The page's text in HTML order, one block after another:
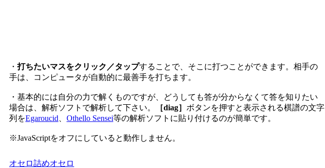
・打ちたいマスをクリック／タップすることで、そこに打つことができます。相手の
手は、コンピュータが自動的に最善手を打ちます。
・基本的には自分の力で解くものですが、どうしても答が分からなくて答を知りたい
場合は、解析ソフトで解析して下さい。
［diag］ ボタンを押すと表示される棋譜の文字
列をEgaroucid Othello Sensei等の解析ソフトに貼り付けるのが簡単です。
※JavaScriptをオフにしていると動作しません。
オセロ詰めオセロ